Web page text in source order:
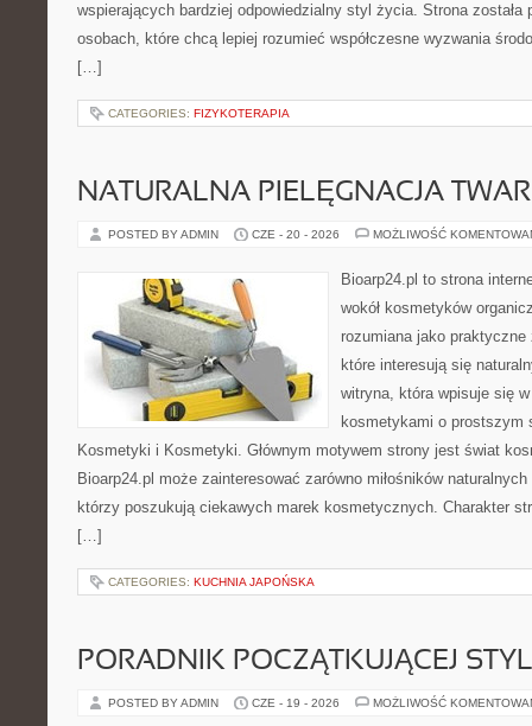
wspierających bardziej odpowiedzialny styl życia. Strona została
osobach, które chcą lepiej rozumieć współczesne wyzwania
[…]
CATEGORIES: FIZYKOTERAPIA
NATURALNA PIELĘGNACJA
POSTED BY ADMIN CZE - 20 - 2026 MOŻLIWOŚĆ
Bioarp24.pl to strona
wokół kosmetyków
rozumiana jako praktyczne
które interesują się
witryna, która wpisuje się
kosmetykami o prostszym
Kosmetyki i Kosmetyki. Głównym motywem strony jest świat
Bioarp24.pl może zainteresować zarówno miłośników
którzy poszukują ciekawych marek kosmetycznych. Charakter
[…]
CATEGORIES: KUCHNIA JAPOŃSKA
PORADNIK POCZĄTKUJĄCEJ
POSTED BY ADMIN CZE - 19 - 2026 MOŻLIWOŚĆ